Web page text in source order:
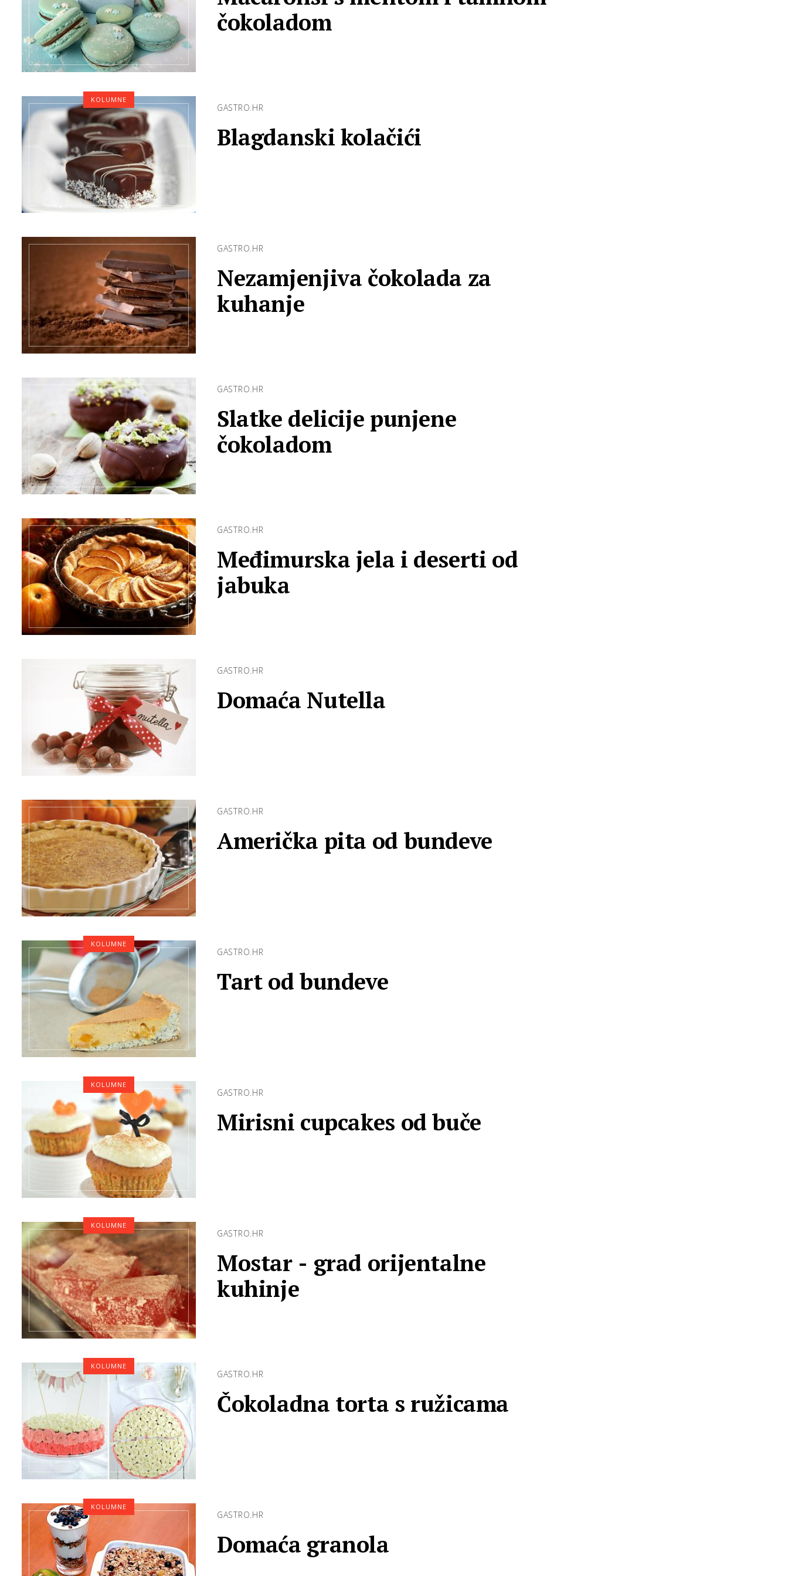
čokoladom
GASTRO.HR
Blagdanski kolačići
KOLUMNE
GASTRO.HR
Nezamjenjiva čokolada za
kuhanje
GASTRO.HR
Slatke delicije punjene
čokoladom
GASTRO.HR
Međimurska jela i deserti od
jabuka
GASTRO.HR
Domaća Nutella
GASTRO.HR
Američka pita od bundeve
GASTRO.HR
Tart od bundeve
KOLUMNE
GASTRO.HR
Mirisni cupcakes od buče
KOLUMNE
GASTRO.HR
Mostar - grad orijentalne
kuhinje
KOLUMNE
GASTRO.HR
Čokoladna torta s ružicama
KOLUMNE
GASTRO.HR
Domaća granola
KOLUMNE